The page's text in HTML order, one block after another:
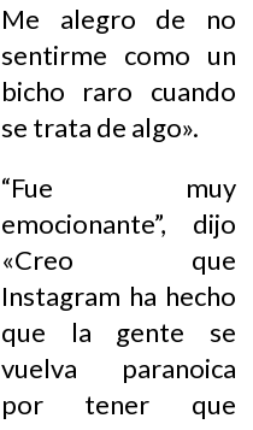
Me alegro de no
sentirme como un
bicho raro cuando
se trata de algo».
“Fue muy
emocionante”, dijo
«Creo que
Instagram ha hecho
que la gente se
vuelva paranoica
por tener que